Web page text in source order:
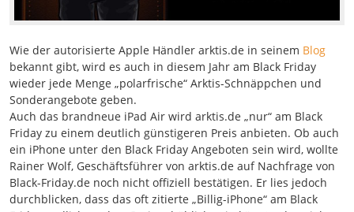
Wie der autorisierte Apple Händler arktis.de in seinem Blog
bekannt gibt, wird es auch in diesem Jahr am Black Friday
wieder jede Menge „polarfrische“ Arktis-Schnäppchen und
Sonderangebote geben.
Auch das brandneue iPad Air wird arktis.de „nur“ am Black
Friday zu einem deutlich günstigeren Preis anbieten. Ob auch
ein iPhone unter den Black Friday Angeboten sein wird, wollte
Rainer Wolf, Geschäftsführer von arktis.de auf Nachfrage von
Black-Friday.de noch nicht offiziell bestätigen. Er lies jedoch
durchblicken, dass das oft zitierte „Billig-iPhone“ am Black